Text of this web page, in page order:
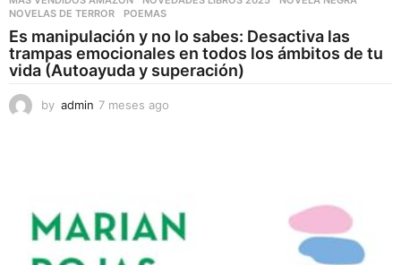
NOVELAS DE TERROR
,POEMAS
Es manipulación y no lo sabes: Desactiva las
trampas emocionales en todos los ámbitos de tu
vida (Autoayuda y superación)
by admin 7 meses ago
g